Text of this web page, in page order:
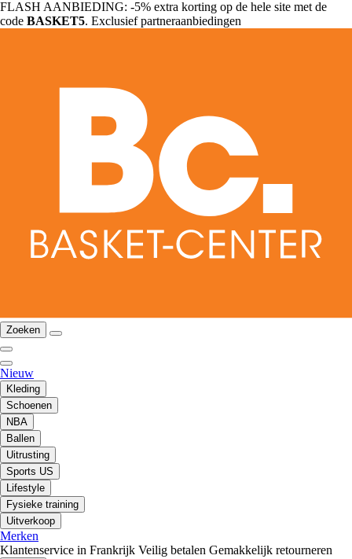
FLASH AANBIEDING: -5% extra korting op de hele site met de
code BASKET5. Exclusief partneraanbiedingen
Zoeken
Nieuw
Kleding
Schoenen
NBA
Ballen
Uitrusting
Sports US
Lifestyle
Fysieke training
Uitverkoop
Merken
Klantenservice in Frankrijk Veilig betalen Gemakkelijk retourneren